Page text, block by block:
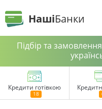
НашіБанки
Підбір та
Кредити готівкою